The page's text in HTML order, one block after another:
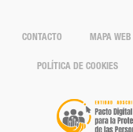
CONTACTO MAPA WEB
POLÍTICA DE COOKIES